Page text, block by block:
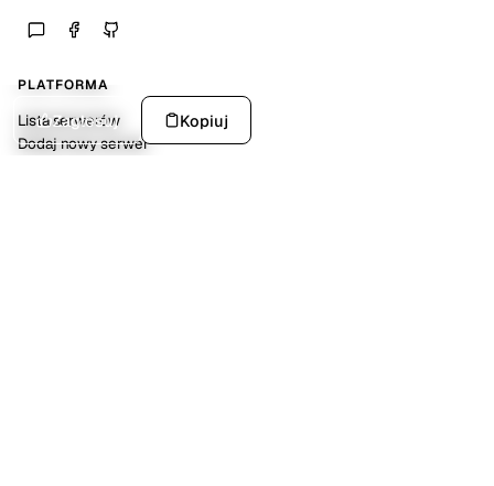
Zagłosuj Kopiuj
PLATFORMA
Lista serwerów
Dodaj nowy serwer